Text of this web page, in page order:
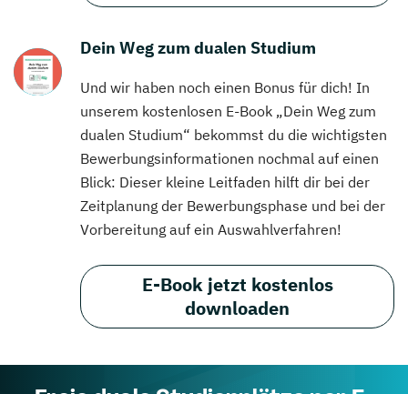
Dein Weg zum dualen Studium
Und wir haben noch einen Bonus für dich! In
unserem kostenlosen E-Book „Dein Weg zum
dualen Studium“ bekommst du die wichtigsten
Bewerbungsinformationen nochmal auf einen
Blick: Dieser kleine Leitfaden hilft dir bei der
Zeitplanung der Bewerbungsphase und bei der
Vorbereitung auf ein Auswahlverfahren!
E-Book jetzt kostenlos
downloaden